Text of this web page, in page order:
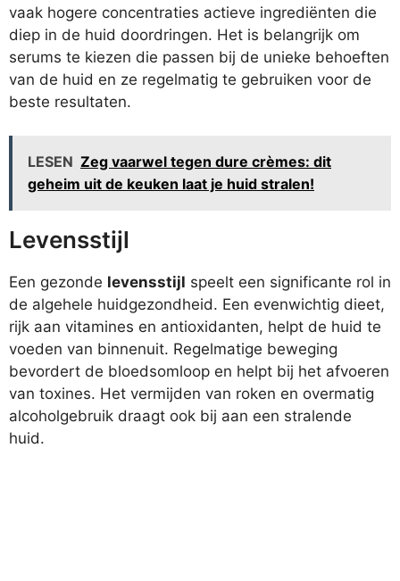
vaak hogere concentraties actieve ingrediënten die
diep in de huid doordringen. Het is belangrijk om
serums te kiezen die passen bij de unieke behoeften
van de huid en ze regelmatig te gebruiken voor de
beste resultaten.
LESEN Zeg vaarwel tegen dure crèmes: dit
geheim uit de keuken laat je huid stralen!
Levensstijl
Een gezonde levensstijl speelt een significante rol in
de algehele huidgezondheid. Een evenwichtig dieet,
rijk aan vitamines en antioxidanten, helpt de huid te
voeden van binnenuit. Regelmatige beweging
bevordert de bloedsomloop en helpt bij het afvoeren
van toxines. Het vermijden van roken en overmatig
alcoholgebruik draagt ook bij aan een stralende
huid.